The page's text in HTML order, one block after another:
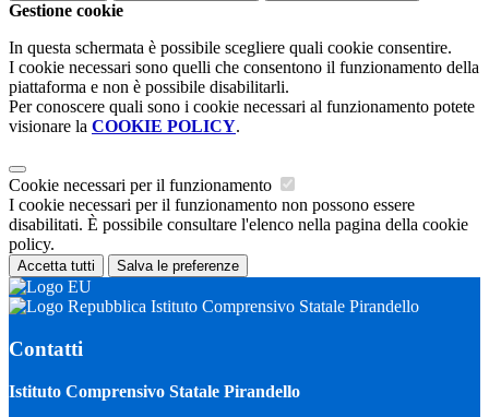
Gestione cookie
In questa schermata è possibile scegliere quali cookie consentire.
I cookie necessari sono quelli che consentono il funzionamento della
piattaforma e non è possibile disabilitarli.
Per conoscere quali sono i cookie necessari al funzionamento potete
visionare la COOKIE POLICY.
Cookie necessari per il funzionamento
I cookie necessari per il funzionamento non possono essere
disabilitati. È possibile consultare l'elenco nella pagina della cookie
policy.
Accetta tutti Salva le preferenze
Istituto Comprensivo Statale Pirandello
Contatti
Istituto Comprensivo Statale Pirandello